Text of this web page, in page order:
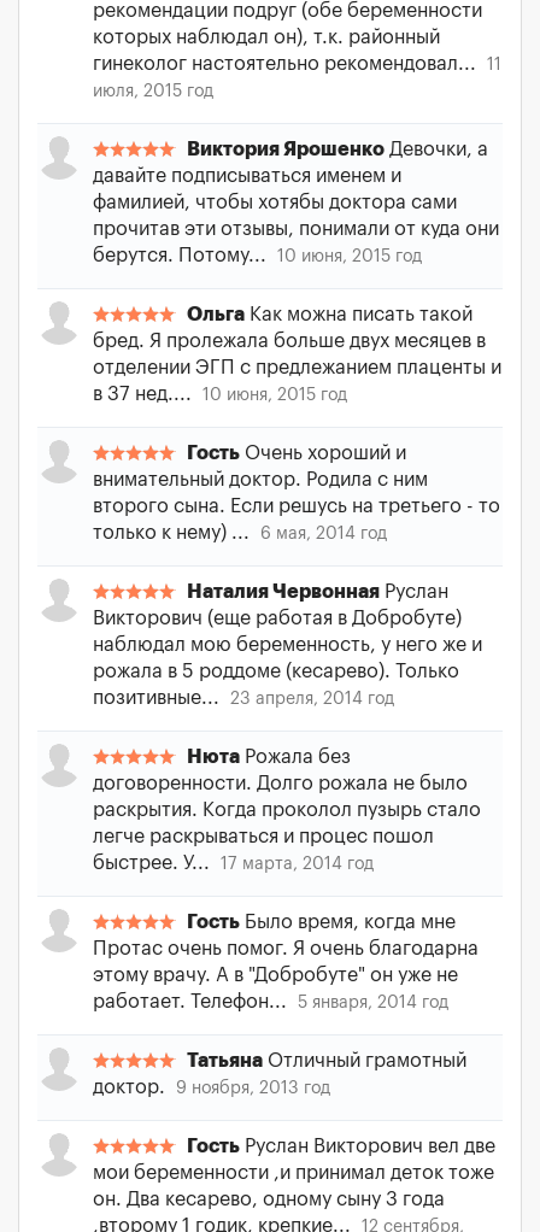
рекомендации подруг (обе беременности
которых наблюдал он), т.к. районный
гинеколог настоятельно рекомендовал...
11
июля, 2015 год
Виктория Ярошенко Девочки, а
давайте подписываться именем и
фамилией, чтобы хотябы доктора сами
прочитав эти отзывы, понимали от куда они
берутся. Потому...
10 июня, 2015 год
Ольга Как можна писать такой
бред. Я пролежала больше двух месяцев в
отделении ЭГП с предлежанием плаценты и
в 37 нед....
10 июня, 2015 год
Гость Очень хороший и
внимательный доктор. Родила с ним
второго сына. Если решусь на третьего - то
только к нему) ...
6 мая, 2014 год
Наталия Червонная Руслан
Викторович (еще работая в Добробуте)
наблюдал мою беременность, у него же и
рожала в 5 роддоме (кесарево). Только
позитивные...
23 апреля, 2014 год
Нюта Рожала без
договоренности. Долго рожала не было
раскрытия. Когда проколол пузырь стало
легче раскрываться и процес пошол
быстрее. У...
17 марта, 2014 год
Гость Было время, когда мне
Протас очень помог. Я очень благодарна
этому врачу. А в "Добробуте" он уже не
работает. Телефон...
5 января, 2014 год
Татьяна Отличный грамотный
доктор.
9 ноября, 2013 год
Гость Руслан Викторович вел две
мои беременности ,и принимал деток тоже
он. Два кесарево, одному сыну 3 года
,второму 1 годик, крепкие...
12 сентября,